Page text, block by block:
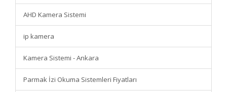
AHD Kamera Sistemi
ip kamera
Kamera Sistemi - Ankara
Parmak İzi Okuma Sistemleri Fiyatları